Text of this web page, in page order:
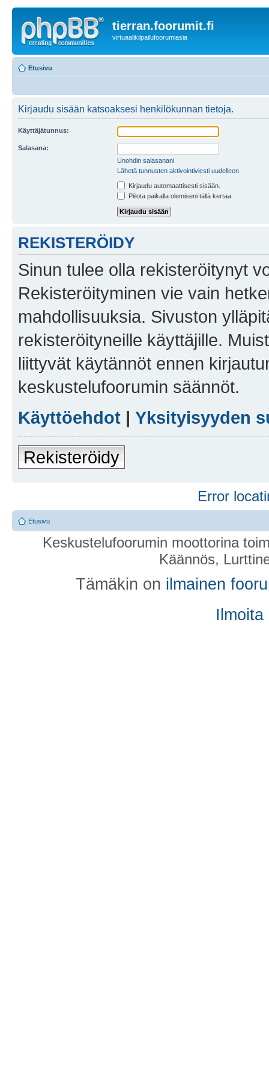
tierran.foorumit.fi
virtuaalikilpailufoorumiasia
Etusivu
Kirjaudu sisään katsoaksesi henkilökunnan tietoja.
Käyttäjätunnus:
Salasana:
Unohdin salasanani
Lähetä tunnusten aktivointiviesti uudelleen
Kirjaudu automaattisesti sisään.
Piilota paikalla olemiseni tällä kertaa
REKISTERÖIDY
Sinun tulee olla rekisteröitynyt
Rekisteröityminen vie vain
mahdollisuuksia. Sivuston
rekisteröityneille käyttäjille.
liittyvät käytännöt ennen
keskustelufoorumin säännöt.
Käyttöehdot | Yksityisyyden
Rekisteröidy
Error
Etusivu
Keskustelufoorumin moottorina
Käännös,
Tämäkin on ilmainen